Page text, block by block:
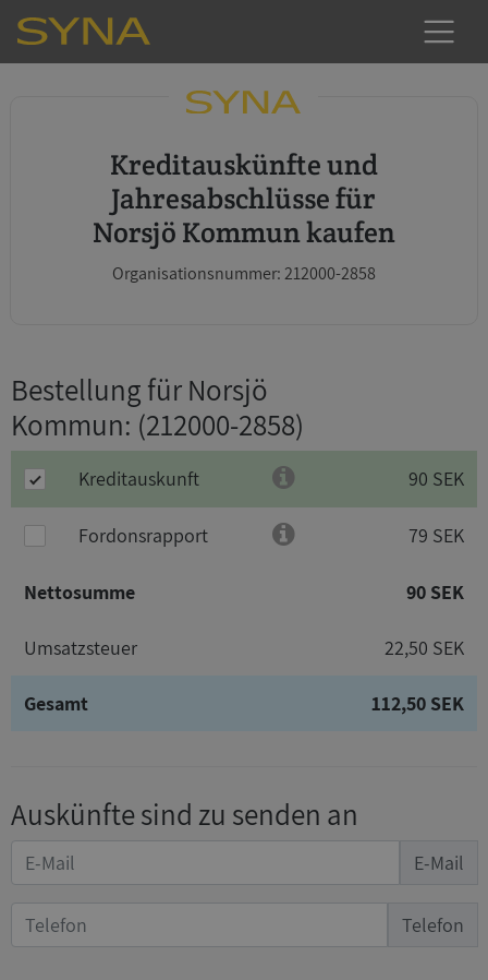
Kreditauskünfte und
Jahresabschlüsse für
Norsjö Kommun kaufen
Organisationsnummer: 212000-2858
Bestellung für Norsjö
Kommun: (212000-2858)
Kreditauskunft 90 SEK
Fordonsrapport 79 SEK
Nettosumme 90 SEK
Umsatzsteuer 22,50 SEK
Gesamt 112,50 SEK
Auskünfte sind zu senden an
E-Mail
Telefon